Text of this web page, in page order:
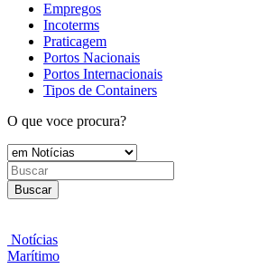
Empregos
Incoterms
Praticagem
Portos Nacionais
Portos Internacionais
Tipos de Containers
O que voce procura?
Buscar
Notícias
Marítimo